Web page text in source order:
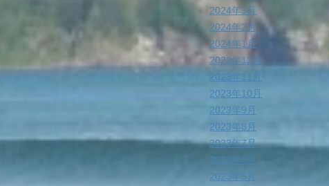
2024年3月
2024年2月
2024年1月
2023年12月
2023年11月
2023年10月
2023年9月
2023年8月
2023年7月
2023年6月
2023年5月